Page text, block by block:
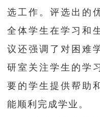
选工作。评选出的
全体学生在学习和
议还强调了对困难
研室关注学生的学
要的学生提供帮助
能顺利完成学业。